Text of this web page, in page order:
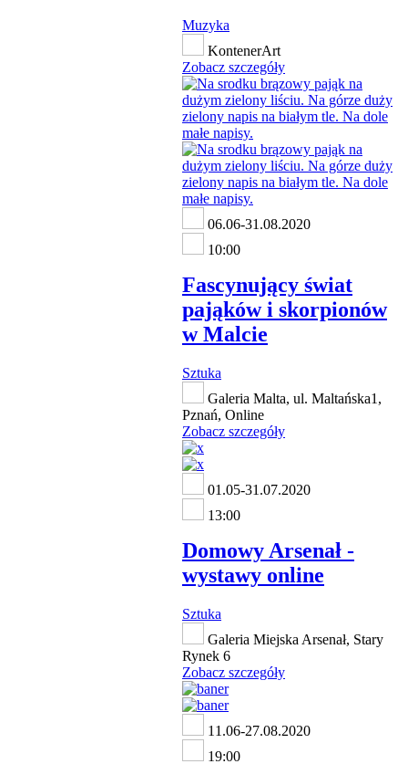
Muzyka
KontenerArt
Zobacz szczegóły
06.06-31.08.2020
10:00
Fascynujący świat
pająków i skorpionów
w Malcie
Sztuka
Galeria Malta, ul. Maltańska1,
Pznań, Online
Zobacz szczegóły
01.05-31.07.2020
13:00
Domowy Arsenał -
wystawy online
Sztuka
Galeria Miejska Arsenał, Stary
Rynek 6
Zobacz szczegóły
11.06-27.08.2020
19:00